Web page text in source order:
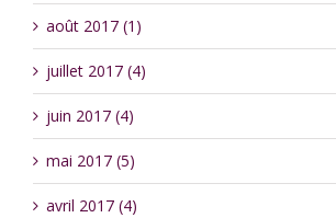
août 2017 (1)
juillet 2017 (4)
juin 2017 (4)
mai 2017 (5)
avril 2017 (4)